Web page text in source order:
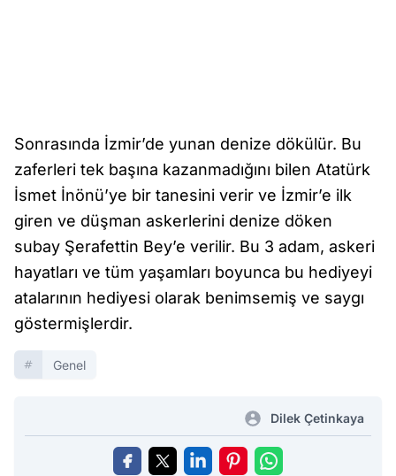
Sonrasında İzmir’de yunan denize dökülür. Bu
zaferleri tek başına kazanmadığını bilen Atatürk
İsmet İnönü’ye bir tanesini verir ve İzmir’e ilk
giren ve düşman askerlerini denize döken
subay Şerafettin Bey’e verilir. Bu 3 adam, askeri
hayatları ve tüm yaşamları boyunca bu hediyeyi
atalarının hediyesi olarak benimsemiş ve saygı
göstermişlerdir.
Genel
Dilek Çetinkaya